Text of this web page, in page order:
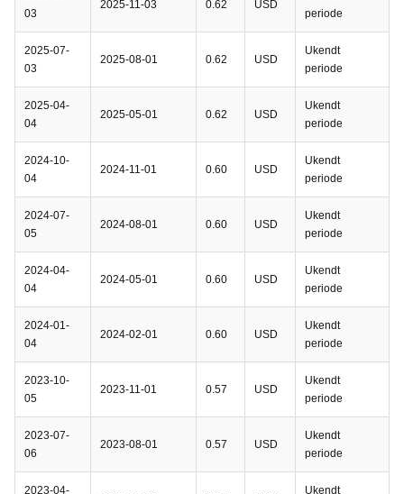
03
2025-11-03 0.62 USD
periode
2025-07-
03
2025-08-01 0.62 USD
Ukendt
periode
2025-04-
04
2025-05-01 0.62 USD
Ukendt
periode
2024-10-
04
2024-11-01 0.60 USD
Ukendt
periode
2024-07-
05
2024-08-01 0.60 USD
Ukendt
periode
2024-04-
04
2024-05-01 0.60 USD
Ukendt
periode
2024-01-
04
2024-02-01 0.60 USD
Ukendt
periode
2023-10-
05
2023-11-01 0.57 USD
Ukendt
periode
2023-07-
06
2023-08-01 0.57 USD
Ukendt
periode
2023-04-
Ukendt